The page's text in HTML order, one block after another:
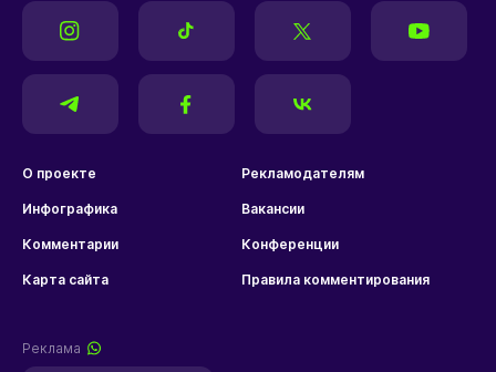
О проекте Рекламодателям
Инфографика Вакансии
Комментарии Конференции
Карта сайта Правила комментирования
Реклама